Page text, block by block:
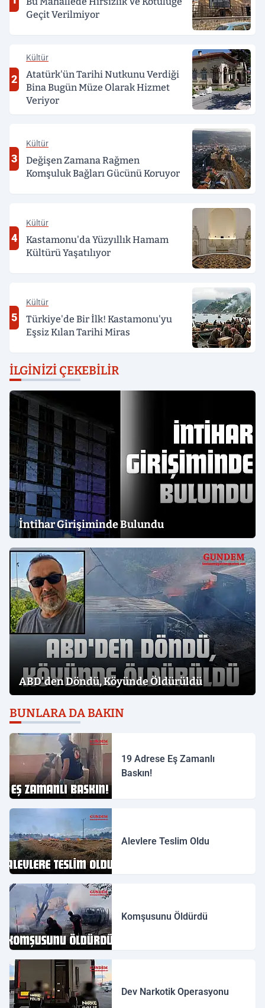
Geçit Verilmiyor
2
Kültür
Atatürk'ün Tarihi Nutkunu Verdiği
Bina Bugün Müze Olarak Hizmet
Veriyor
3
Kültür
Değişen Zamana Rağmen
Komşuluk Bağları Gücünü Koruyor
4
Kültür
Kastamonu'da Yüzyıllık Hamam
Kültürü Yaşatılıyor
5
Kültür
Türkiye'de Bir İlk! Kastamonu'yu
Eşsiz Kılan Tarihi Miras
İLGINIZI ÇEKEBILIR
İntihar Girişiminde Bulundu
ABD'den Döndü, Köyünde Öldürüldü
BUNLARA DA BAKIN
19 Adrese Eş Zamanlı
Baskın!
Alevlere Teslim Oldu
Komşusunu Öldürdü
Dev Narkotik Operasyonu